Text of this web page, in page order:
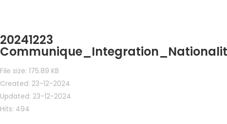
20241223
File size: 175.89 KB
Created: 23-12-2024
Updated: 23-12-2024
Hits: 494